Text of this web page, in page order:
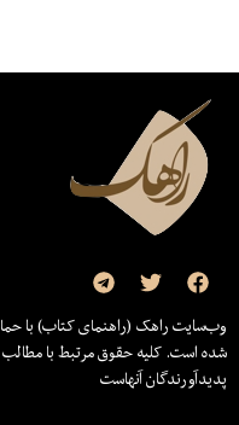
وب‌سایت راهک (راهنمای کتاب) با
شده است. کلیه حقوق مرتبط با
پدیدآورندگان آنهاست